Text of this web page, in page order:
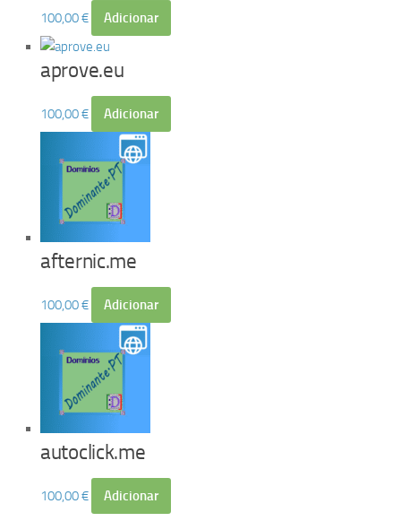
100,00€ Adicionar
aprove.eu
100,00€ Adicionar
afternic.me
100,00€ Adicionar
autoclick.me
100,00€ Adicionar